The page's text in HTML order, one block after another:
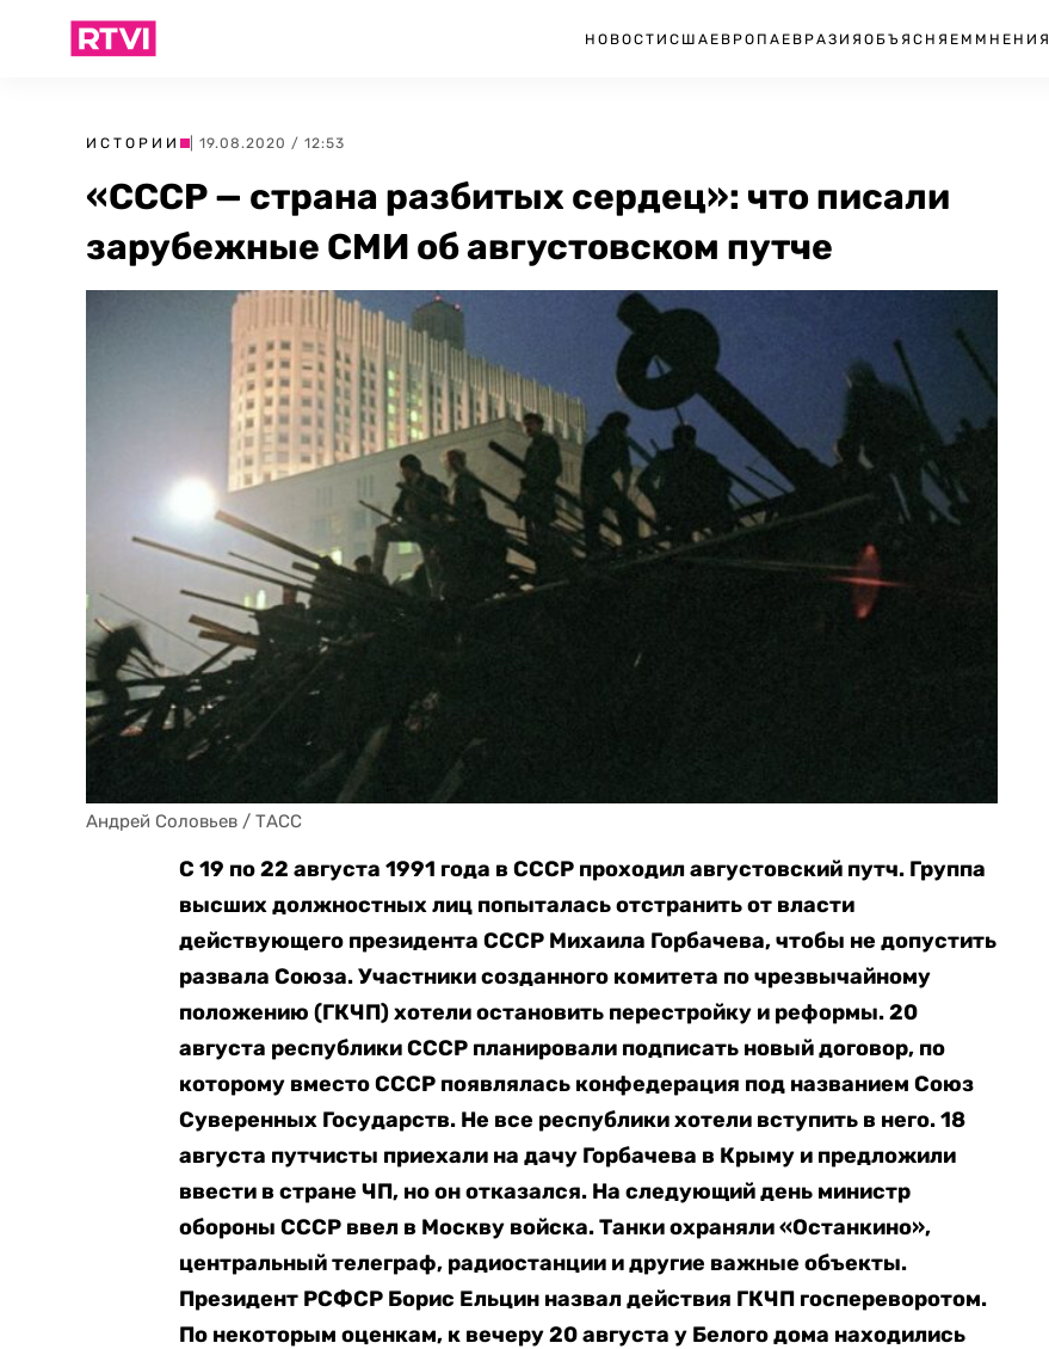
НОВОСТИ США ЕВРОПА ЕВРАЗИЯ ОБЪЯСНЯЕМ МНЕНИЯ
ИСТОРИИ | 19.08.2020 / 12:53
«СССР — страна разбитых сердец»: что писали
зарубежные СМИ об августовском путче
Андрей Соловьев / ТАСС
С 19 по 22 августа 1991 года в СССР проходил августовский путч. Группа
высших должностных лиц попыталась отстранить от власти
действующего президента СССР Михаила Горбачева, чтобы не допустить
развала Союза. Участники созданного комитета по чрезвычайному
положению (ГКЧП) хотели остановить перестройку и реформы. 20
августа республики СССР планировали подписать новый договор, по
которому вместо СССР появлялась конфедерация под названием Союз
Суверенных Государств. Не все республики хотели вступить в него. 18
августа путчисты приехали на дачу Горбачева в Крыму и предложили
ввести в стране ЧП, но он отказался. На следующий день министр
обороны СССР ввел в Москву войска. Танки охраняли «Останкино»,
центральный телеграф, радиостанции и другие важные объекты.
Президент РСФСР Борис Ельцин назвал действия ГКЧП госпереворотом.
По некоторым оценкам, к вечеру 20 августа у Белого дома находились